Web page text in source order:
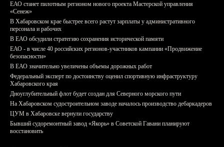
ЕАО станет пилотным регионом нового проекта Мастерской управления
«Сенеж»
В Хабаровском крае быстрее всего растут зарплаты у административного
персонала и рабочих
В ЕАО обсудили стратегию сохранения исторической памяти
ЕАО - в числе 40 российских регионов-участников кампании «Продвижение
безопасности»
В ЕАО значительно увеличены объемы дорожных работ
Федеральный эксперт по достоинству оценил спортивную инфраструктуру
Хабаровского края
Дноуглубительный флот будет создан для Северного морского пути
На Хабаровском судостроительном заводе началось производство дебаркадеров
ЦУМ в Хабаровске вернули государству
Бывший судоремонтный завод «Якорь» в Советской Гавани планируют
восстановить